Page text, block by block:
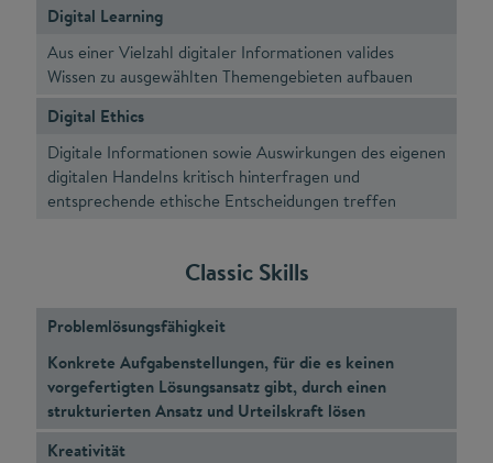
Digital Learning
Aus einer Vielzahl digitaler Informationen valides
Wissen zu ausgewählten Themengebieten aufbauen
Digital Ethics
Digitale Informationen sowie Auswirkungen des eigenen
digitalen Handelns kritisch hinterfragen und
entsprechende ethische Entscheidungen treffen
Classic Skills
Problemlösungsfähigkeit
Konkrete Aufgabenstellungen, für die es keinen
vorgefertigten Lösungsansatz gibt, durch einen
strukturierten Ansatz und Urteilskraft lösen
Kreativität